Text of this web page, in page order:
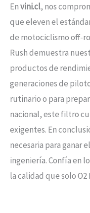
Envini.cl, nos
que eleven el
de motociclismo off-
Rush demuestra
productos de
generaciones de
rutinario o para
nacional, este filtro
exigentes. En
necesaria para ganar
ingeniería. Confía en
la calidad que solo